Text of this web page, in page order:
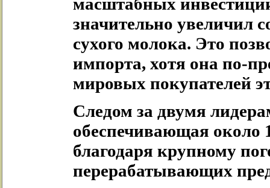
значительно увеличил
сухого молока. Это
импорта, хотя она по-
мировых покупателей
Следом за двумя
обеспечивающая около
благодаря крупному
перерабатывающих